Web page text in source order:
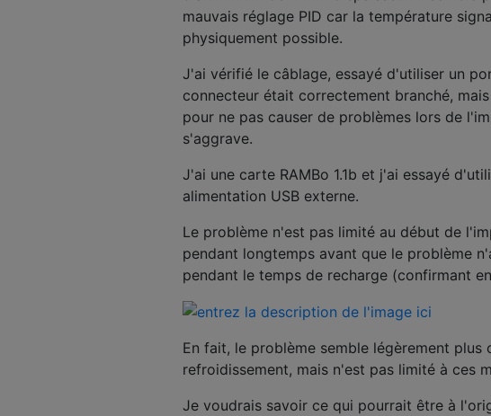
mauvais réglage PID car la température
physiquement possible.
J'ai vérifié le câblage, essayé d'utiliser un
connecteur était correctement branché,
pour ne pas causer de problèmes lors de
s'aggrave.
J'ai une carte RAMBo 1.1b et j'ai essayé
alimentation USB externe.
Le problème n'est pas limité au début de
pendant longtemps avant que le problème
pendant le temps de recharge (confirmant
En fait, le problème semble légèrement
refroidissement, mais n'est pas limité à ces
Je voudrais savoir ce qui pourrait être à